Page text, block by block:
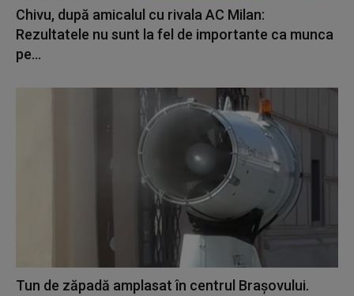
Chivu, după amicalul cu rivala AC Milan:
Rezultatele nu sunt la fel de importante ca munca
pe...
Tun de zăpadă amplasat în centrul Brașovului.